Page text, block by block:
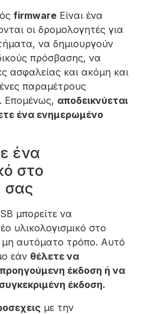
firmware Είναι ένα
οι δρομολογητές για
να δημιουργούν
πρόσβασης, να
ασφαλείας και ακόμη και
παραμέτρους
Επομένως, αποδεικνύεται
ένα ενημερωμένο
ένα
στο
σας
μπορείτε να
υλικολογισμικό στο
αυτόματο τρόπο. Αυτό
εάν θέλετε να
έκδοση ή να
έκδοση.
με την